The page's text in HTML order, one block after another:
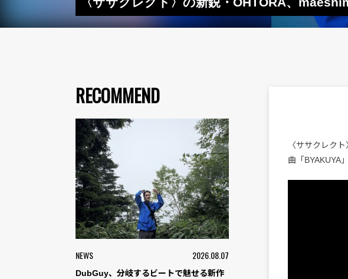
RECOMMEND
NEWS 2026.08.07
DubGuy、分岐するビートで魅せる新作
〈ササクレク
曲「BYAKUYA